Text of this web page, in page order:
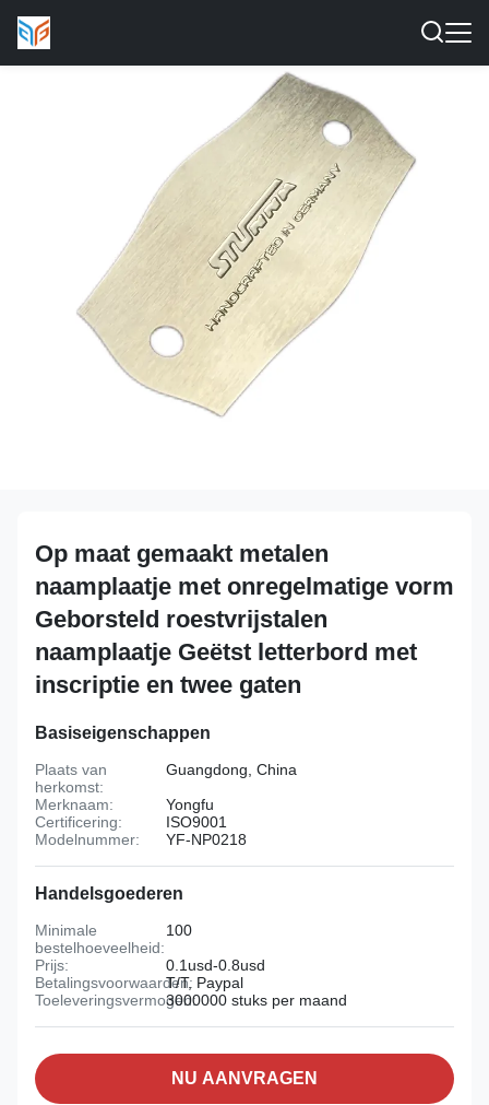
Op maat gemaakt metalen
naamplaatje met onregelmatige vorm
Geborsteld roestvrijstalen
naamplaatje Geëtst letterbord met
inscriptie en twee gaten
Basiseigenschappen
Plaats van
herkomst:
Guangdong, China
Merknaam:
Yongfu
Certificering:
ISO9001
Modelnummer:
YF-NP0218
Handelsgoederen
Minimale
bestelhoeveelheid:
100
Prijs:
0.1usd-0.8usd
Betalingsvoorwaarden:T/T, Paypal
Toeleveringsvermogen:3000000 stuks per maand
NU AANVRAGEN